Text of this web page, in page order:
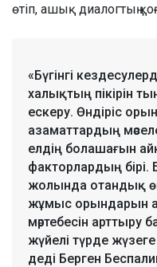
өтіп, ашық диалогтың
«Бүгінгі
халықтың пікірін
ескеру. Өндіріс
азаматтардың
елдің болашағын
факторлардың бірі.
жолында отандық
жұмыс орындарын
мәртебесін
жүйелі түрде
деді Берген